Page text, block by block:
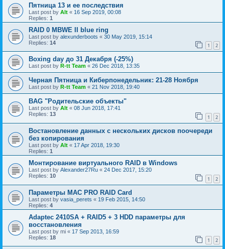
Пятница 13 и ее последствия
Last post by Alt « 16 Sep 2019, 00:08
Replies: 1
RAID 0 MBWE II blue ring
Last post by alexunderboots « 30 May 2019, 15:14
Replies: 14 1 2
Boxing day до 31 Декабря (-25%)
Last post by R-tt Team « 26 Dec 2018, 13:35
Черная Пятница и Киберпонедельник: 21-28 Ноября
Last post by R-tt Team « 21 Nov 2018, 19:40
BAG "Родительские объекты"
Last post by Alt « 08 Jun 2018, 17:41
Replies: 13 1 2
Востановление данных с нескольких дисков поочереди
без копирования
Last post by Alt « 17 Apr 2018, 19:30
Replies: 1
Монтирование виртуального RAID в Windows
Last post by Alexander27Ru « 24 Dec 2017, 15:20
Replies: 10 1 2
Параметры МАС PRO RAID Card
Last post by vasia_perets « 19 Feb 2015, 14:50
Replies: 4
Adaptec 2410SA + RAID5 + 3 HDD параметры для
восстановления
Last post by mi « 17 Sep 2013, 16:59
Replies: 18 1 2